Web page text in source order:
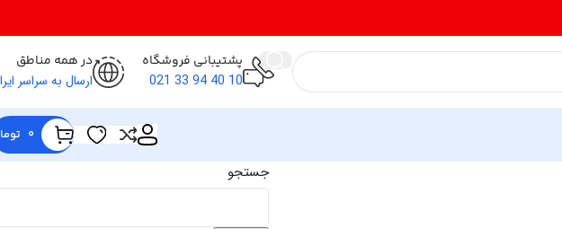
پشتیبانی فروشگاه
10 40 94 33 021
در همه مناطق
ارسال به سراسر
0
جستجو